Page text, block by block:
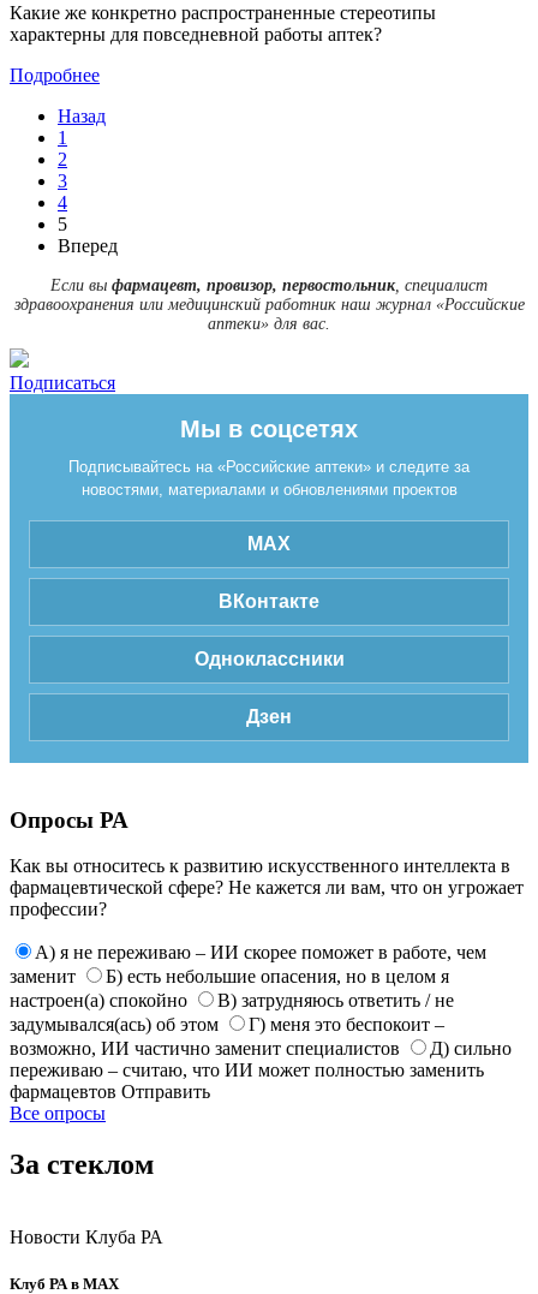
Какие же конкретно распространенные стереотипы
характерны для повседневной работы аптек?
Подробнее
Назад
1
2
3
4
5
Вперед
Если вы фармацевт, провизор, первостольник, специалист
здравоохранения или медицинский работник наш журнал «Российские
аптеки» для вас.
Подписаться
Мы в соцсетях
Подписывайтесь на «Российские аптеки» и следите за
новостями, материалами и обновлениями проектов
MAX
ВКонтакте
Одноклассники
Дзен
Опросы РА
Как вы относитесь к развитию искусственного интеллекта в
фармацевтической сфере? Не кажется ли вам, что он угрожает
профессии?
А) я не переживаю – ИИ скорее поможет в работе, чем
заменит
Б) есть небольшие опасения, но в целом я
настроен(а) спокойно
В) затрудняюсь ответить / не
задумывался(ась) об этом
Г) меня это беспокоит –
возможно, ИИ частично заменит специалистов
Д) сильно
переживаю – считаю, что ИИ может полностью заменить
фармацевтов Отправить
Все опросы
За стеклом
Новости Клуба РА
Клуб РА в MAX